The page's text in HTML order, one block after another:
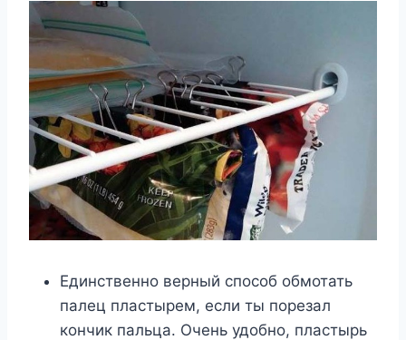
Единственно верный способ обмотать
палец пластырем, если ты порезал
кончик пальца. Очень удобно, пластырь